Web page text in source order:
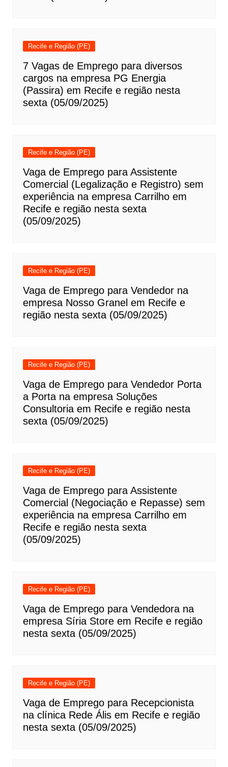
Recife e Região (PE)
7 Vagas de Emprego para diversos
cargos na empresa PG Energia
(Passira) em Recife e região nesta
sexta (05/09/2025)
Recife e Região (PE)
Vaga de Emprego para Assistente
Comercial (Legalização e Registro) sem
experiência na empresa Carrilho em
Recife e região nesta sexta
(05/09/2025)
Recife e Região (PE)
Vaga de Emprego para Vendedor na
empresa Nosso Granel em Recife e
região nesta sexta (05/09/2025)
Recife e Região (PE)
Vaga de Emprego para Vendedor Porta
a Porta na empresa Soluções
Consultoria em Recife e região nesta
sexta (05/09/2025)
Recife e Região (PE)
Vaga de Emprego para Assistente
Comercial (Negociação e Repasse) sem
experiência na empresa Carrilho em
Recife e região nesta sexta
(05/09/2025)
Recife e Região (PE)
Vaga de Emprego para Vendedora na
empresa Síria Store em Recife e região
nesta sexta (05/09/2025)
Recife e Região (PE)
Vaga de Emprego para Recepcionista
na clínica Rede Ális em Recife e região
nesta sexta (05/09/2025)